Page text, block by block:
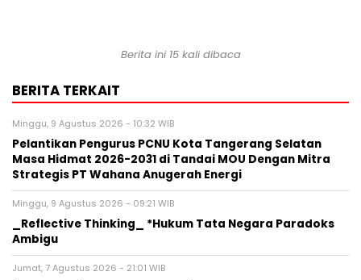
Berita ini 15 kali dibaca
BERITA TERKAIT
Minggu, 9 Agustus 2026 - 10:32 WIB
Pelantikan Pengurus PCNU Kota Tangerang Selatan
Masa Hidmat 2026-2031 di Tandai MOU Dengan Mitra
Strategis PT Wahana Anugerah Energi
Minggu, 9 Agustus 2026 - 09:21 WIB
_Reflective Thinking_ *Hukum Tata Negara Paradoks
Ambigu
Jumat, 7 Agustus 2026 - 21:01 WIB